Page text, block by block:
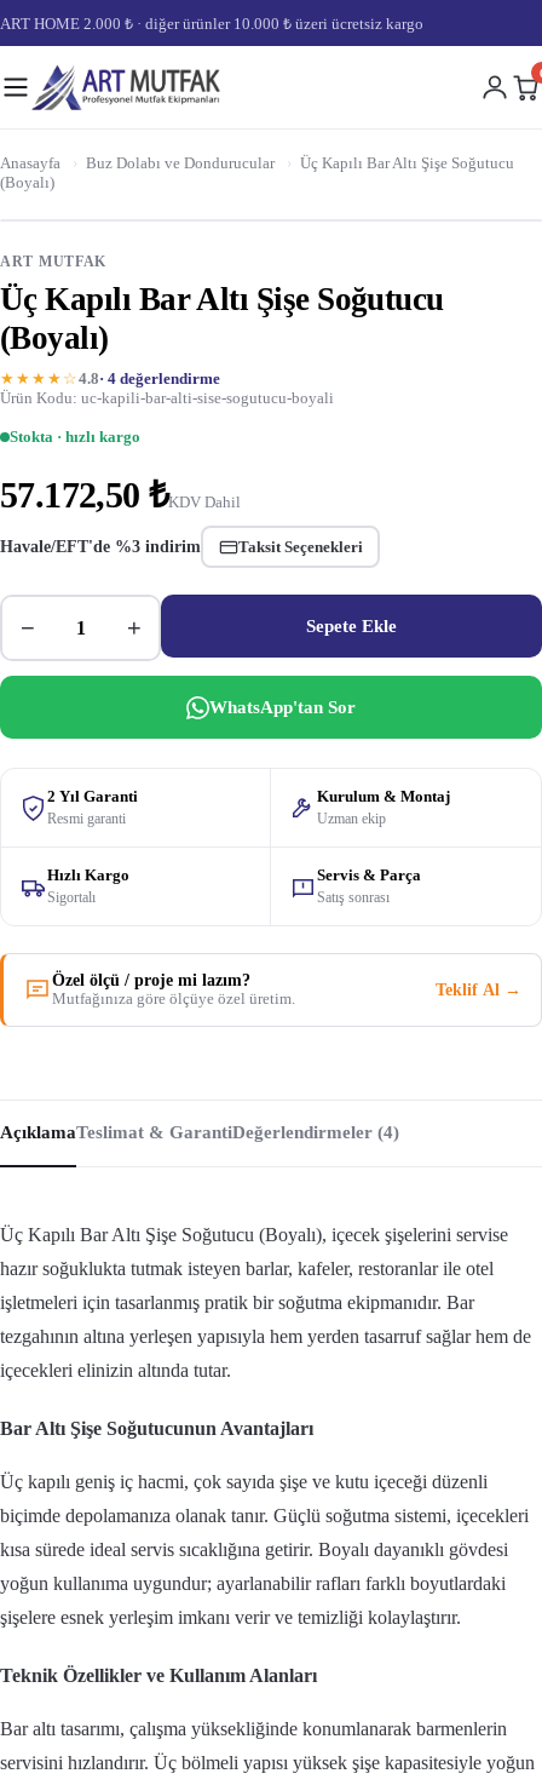
ART HOME 2.000 ₺ · diğer ürünler 10.000 ₺ üzeri ücretsiz kargo
Anasayfa › Buz Dolabı ve Dondurucular › Üç Kapılı Bar Altı Şişe Soğutucu
(Boyalı)
ART MUTFAK
Üç Kapılı Bar Altı Şişe Soğutucu
(Boyalı)
★★★★☆4.8· 4 değerlendirme
Ürün Kodu: uc-kapili-bar-alti-sise-sogutucu-boyali
Stokta · hızlı kargo
57.172,50 ₺KDV Dahil
Havale/EFT'de %3 indirim Taksit Seçenekleri
− + Sepete Ekle
WhatsApp'tan Sor
2 Yıl Garanti
Resmi garanti
Kurulum & Montaj
Uzman ekip
Hızlı Kargo
Sigortalı
Servis & Parça
Satış sonrası
Özel ölçü / proje mi lazım?
Mutfağınıza göre ölçüye özel üretim.
Teklif Al →
AçıklamaTeslimat & GarantiDeğerlendirmeler (4)
Üç Kapılı Bar Altı Şişe Soğutucu (Boyalı), içecek şişelerini servise
hazır soğuklukta tutmak isteyen barlar, kafeler, restoranlar ile otel
işletmeleri için tasarlanmış pratik bir soğutma ekipmanıdır. Bar
tezgahının altına yerleşen yapısıyla hem yerden tasarruf sağlar hem de
içecekleri elinizin altında tutar.
Bar Altı Şişe Soğutucunun Avantajları
Üç kapılı geniş iç hacmi, çok sayıda şişe ve kutu içeceği düzenli
biçimde depolamanıza olanak tanır. Güçlü soğutma sistemi, içecekleri
kısa sürede ideal servis sıcaklığına getirir. Boyalı dayanıklı gövdesi
yoğun kullanıma uygundur; ayarlanabilir rafları farklı boyutlardaki
şişelere esnek yerleşim imkanı verir ve temizliği kolaylaştırır.
Teknik Özellikler ve Kullanım Alanları
Bar altı tasarımı, çalışma yüksekliğinde konumlanarak barmenlerin
servisini hızlandırır. Üç bölmeli yapısı yüksek şişe kapasitesiyle yoğun